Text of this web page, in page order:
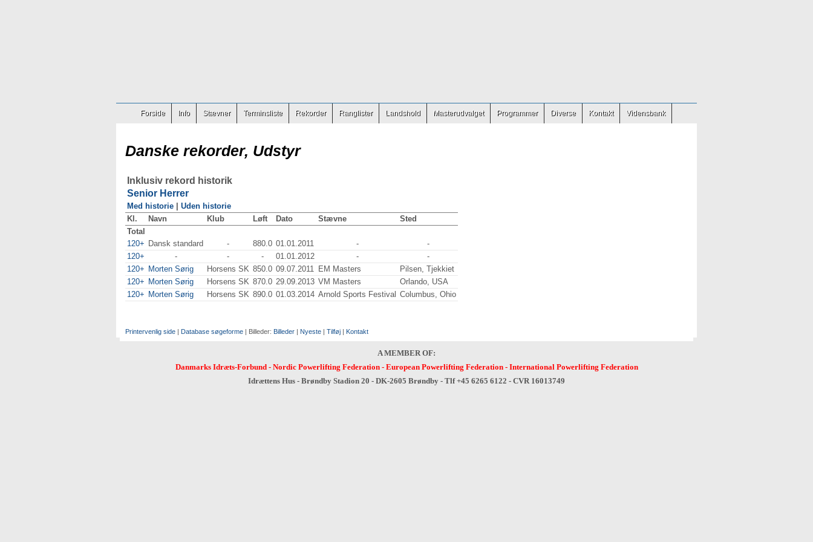
Forside Info Stævner Terminsliste Rekorder Ranglister Landshold Masterudvalget Programmer Diverse Kontakt Vidensbank
Danske rekorder, Udstyr
Inklusiv rekord historik
Senior Herrer
Med historie
Uden historie
Kl.
Navn Klub Løft Dato Stævne
Sted
Total
120+ Dansk standard - 880.0 01.01.2011 -
-
120+
- - - 01.01.2012 -
-
120+ Morten Sørig Horsens SK 850.0 09.07.2011 EM Masters
Pilsen, Tjekkiet
120+ Morten Sørig Horsens SK 870.0 29.09.2013 VM Masters
Orlando, USA
120+ Morten Sørig Horsens SK 890.0 01.03.2014 Arnold Sports Festival Columbus, Ohio
Printervenlig side | Database søgeforme | Billeder: Billeder | Nyeste | Tilføj | Kontakt
A MEMBER OF:
Danmarks Idræts-Forbund- Nordic Powerlifting Federation- European Powerlifting Federation- International Powerlifting Federation
Idrættens Hus - Brøndby Stadion 20 - DK-2605 Brøndby - Tlf +45 6265 6122 - CVR 16013749